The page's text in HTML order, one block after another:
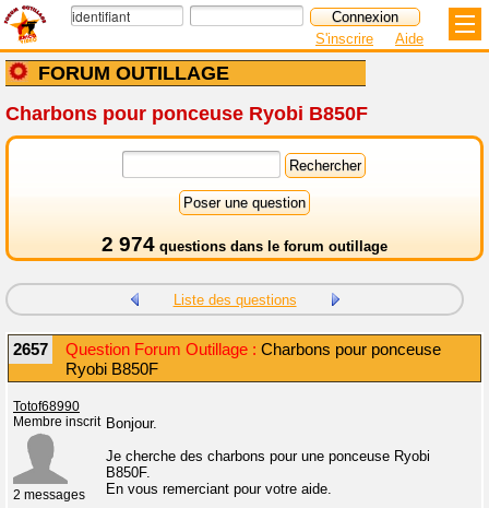
FORUM OUTILLAGE
S'inscrire Aide
Charbons pour ponceuse Ryobi B850F
2 974 questions dans le forum outillage
Liste des questions
2657 Question Forum Outillage : Charbons pour ponceuse
Ryobi B850F
Totof68990
Membre inscrit
2 messages
Bonjour.
Je cherche des charbons pour une ponceuse Ryobi
B850F.
En vous remerciant pour votre aide.